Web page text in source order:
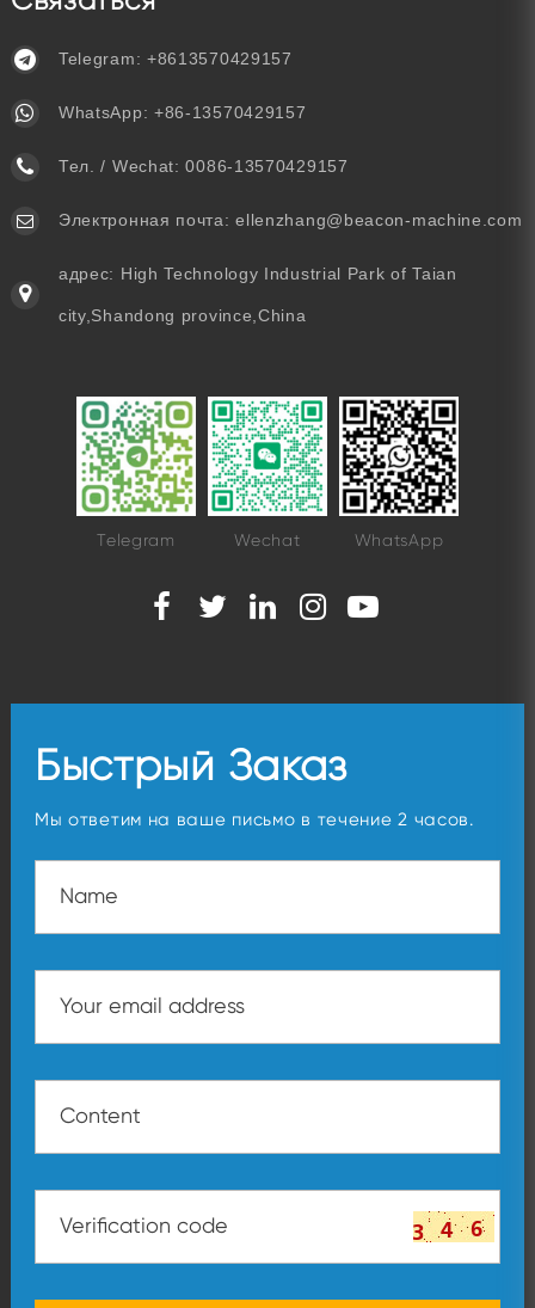
Telegram: +8613570429157
WhatsApp: +86-13570429157
Тел. / Wechat:0086-13570429157
Электронная почта:ellenzhang@beacon-machine.com
адрес: High Technology Industrial Park of Taian
city,Shandong province,China
Telegram Wechat WhatsApp
Быстрый Заказ
Мы ответим на ваше письмо в течение 2 часов.